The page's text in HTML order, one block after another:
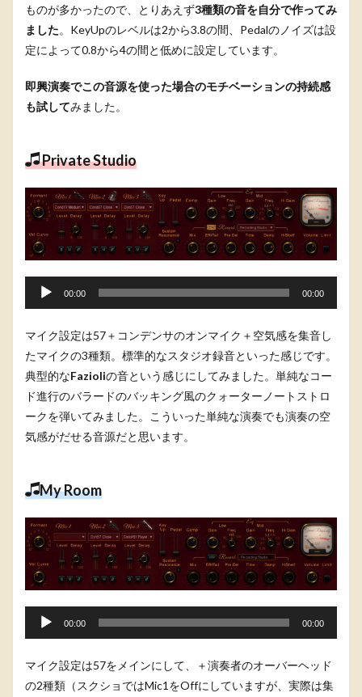
ものが多かったので、とりあえず3種類の音を自分で作ってみ
ました。KeyUpのレベルは2から3.8の間、Pedalのノイズは設
定によって0.8から4の間と低めに設定しています。
即興演奏でこの音源を使った場合のモチベーションの持続感
も試してみました。
Private Studio
音
レ
ー
ヤ
ー
00:00 00:00
マイク設定は57＋コンデンサのオンマイク＋空気感を集音し
たマイクの3種類。標準的なスタジオ録音といった感じです。
典型的なFazioliの音という感じにしてみました。単純なコー
ド進行のバラードのバッキング風のクォーターノートストロ
ークを弾いてみました。こういった単純な演奏でも演奏の空
気感がだせる音源だと思います。
My Room
音
レ
ー
00:00 00:00
マイク設定は57をメインにして、＋演奏者のオーバーヘッド
の2種類（スクショではMic1をOffにしていますが、実際は集